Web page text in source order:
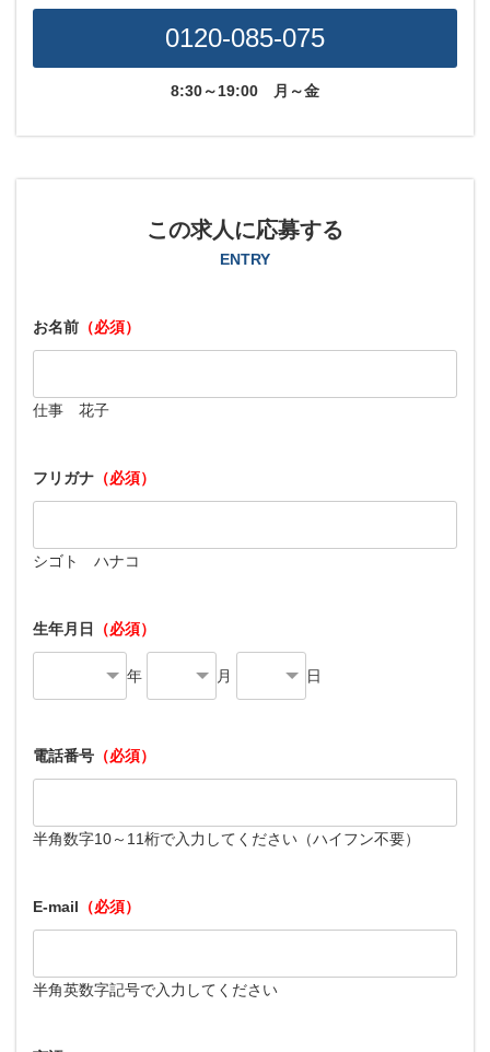
0120-085-075
8:30～19:00 月～金
この求人に応募する
ENTRY
お名前 （必須）
仕事 花子
フリガナ （必須）
シゴト ハナコ
生年月日 （必須）
年 月 日
電話番号 （必須）
半角数字10～11桁で入力してください（ハイフン不要）
E-mail （必須）
半角英数字記号で入力してください